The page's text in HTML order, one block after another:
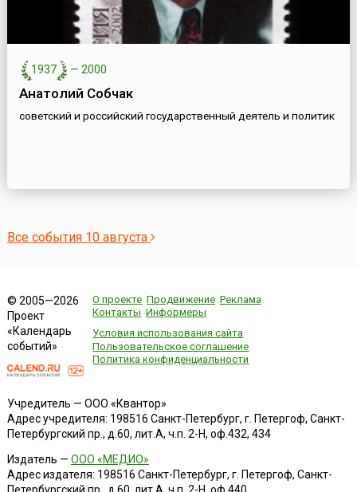
1937 — 2000
Анатолий Собчак
советский и российский государственный деятель и политик
Все события 10 августа
© 2005—2026
Проект
«Календарь
событий»
О проекте Продвижение Реклама
Контакты Информеры
Условия использования сайта
Пользовательское соглашение
Политика конфиденциальности
Учредитель — ООО «Квантор»
Адрес учредителя: 198516 Санкт-Петербург, г. Петергоф, Санкт-
Петербургский пр., д.60, лит.А, ч.п. 2-Н, оф.432, 434
Издатель — ООО «МЕДИО»
Адрес издателя: 198516 Санкт-Петербург, г. Петергоф, Санкт-
Петербургский пр., д.60, лит.А, ч.п. 2-Н, оф.440